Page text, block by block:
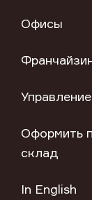
Офисы
Оформить
склад
In English